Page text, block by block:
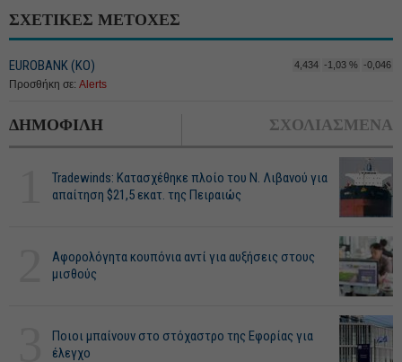
ΣΧΕΤΙΚΕΣ ΜΕΤΟΧΕΣ
EUROBANK (ΚΟ) 4,434 -1,03 % -0,046
Προσθήκη σε: Alerts
ΔΗΜΟΦΙΛΗ ΣΧΟΛΙΑΣΜΕΝΑ
Tradewinds: Κατασχέθηκε πλοίο του Ν. Λιβανού για
απαίτηση $21,5 εκατ. της Πειραιώς
Αφορολόγητα κουπόνια αντί για αυξήσεις στους
μισθούς
Ποιοι μπαίνουν στο στόχαστρο της Εφορίας για
έλεγχο